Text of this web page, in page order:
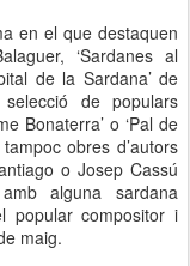
en el que destaquen
‘Sardanes al
de la Sardana’ de
de populars
Bonaterra’ o ‘Pal de
obres d’autors
o Josep Cassú
alguna sardana
popular compositor i
maig.